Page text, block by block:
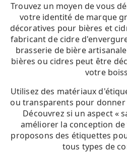
Trouvez un moyen de vous
votre identité de marque
décoratives pour bières et
fabricant de cidre
brasserie de bière
bières ou cidres peut être
votre
Utilisez des matériaux
ou transparents pour
Découvrez si un aspect «
améliorer la conception
proposons des étiquettes
tous types de